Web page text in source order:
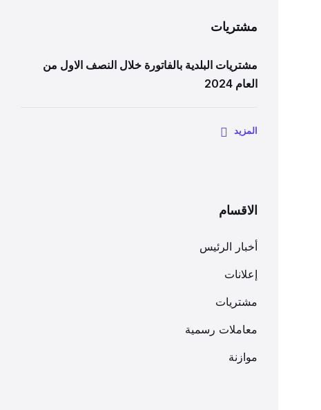
مشتريات
مشتريات البلدية بالفاتورة خلال النصف الاول من
العام 2024
المزيد
الاقسام
أخبار الرئيس
إعلانات
مشتريات
معاملات رسمية
موازنة